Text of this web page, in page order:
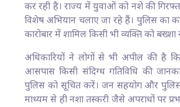
कर रही है। राज्य में युवाओं को नशे की
विशेष अभियान चलाए जा रहे हैं। पुलिस का
कारोबार में शामिल किसी भी व्यक्ति को बख्शा
अधिकारियों ने लोगों से भी अपील की है
आसपास किसी संदिग्ध गतिविधि की
पुलिस को सूचित करें। जन सहयोग और
माध्यम से ही नशा तस्करी जैसे अपराधों पर